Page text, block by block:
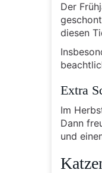
Der
diesen
Extra
Im
Dann
und